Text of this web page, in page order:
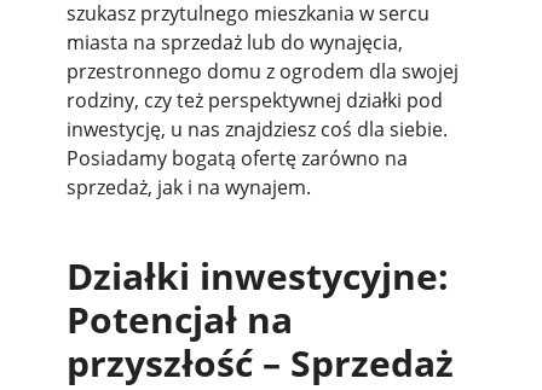
szukasz przytulnego mieszkania w sercu
miasta na sprzedaż lub do wynajęcia,
przestronnego domu z ogrodem dla swojej
rodziny, czy też perspektywnej działki pod
inwestycję, u nas znajdziesz coś dla siebie.
Posiadamy bogatą ofertę zarówno na
sprzedaż, jak i na wynajem.
Działki inwestycyjne:
Potencjał na
przyszłość – Sprzedaż